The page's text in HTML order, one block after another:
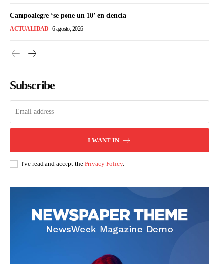
Campoalegre ‘se pone un 10’ en ciencia
ACTUALIDAD 6 agosto, 2026
Subscribe
I WANT IN
I've read and accept the Privacy Policy.